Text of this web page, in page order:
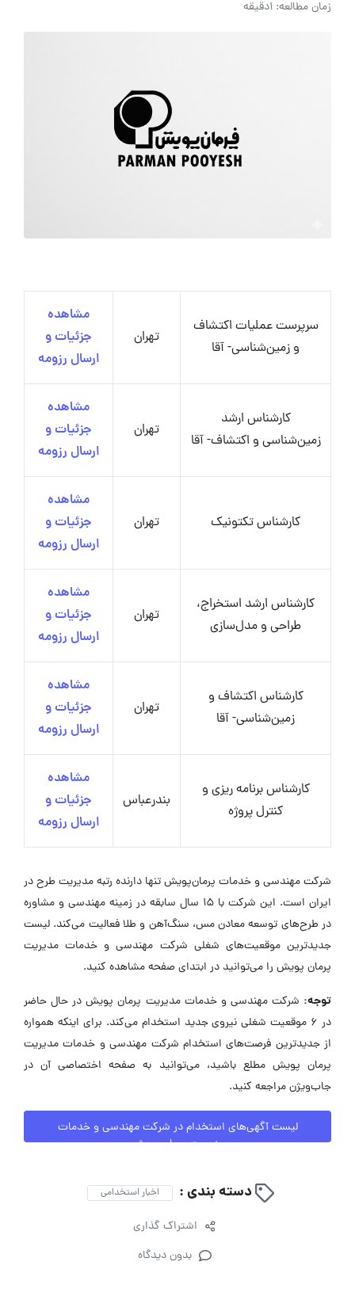
زمان مطالعه: 1دقیقه
سرپرست عملیات اکتشاف
و زمین‌شناسی- آقا
تهران
مشاهده
جزئیات و
ارسال رزومه
کارشناس ارشد
زمین‌شناسی و اکتشاف- آقا
تهران
مشاهده
جزئیات و
ارسال رزومه
کارشناس تکتونیک تهران
مشاهده
جزئیات و
ارسال رزومه
کارشناس ارشد استخراج،
طراحی و مدل‌سازی
تهران
مشاهده
جزئیات و
ارسال رزومه
کارشناس اکتشاف و
زمین‌شناسی- آقا
تهران
مشاهده
جزئیات و
ارسال رزومه
کارشناس برنامه ریزی و
کنترل پروژه
بندرعباس
مشاهده
جزئیات و
ارسال رزومه
شرکت مهندسی و خدمات پرمان‌پویش تنها دارنده رتبه مدیریت طرح در
ایران است. این شرکت با 15 سال سابقه در زمینه مهندسی و مشاوره
در طرح‌های توسعه معادن مس، سنگ‌آهن و طلا فعالیت می‌کند. لیست
جدیدترین موقعیت‌های شغلی شرکت مهندسی و خدمات مدیریت
پرمان پویش را می‌توانید در ابتدای صفحه مشاهده کنید.
توجه: شرکت مهندسی و خدمات مدیریت پرمان پویش در حال حاضر
در ۶ موقعیت شغلی نیروی جدید استخدام می‌کند. برای اینکه همواره
از جدیدترین فرصت‌های استخدام شرکت مهندسی و خدمات مدیریت
پرمان پویش مطلع باشید، می‌توانید به صفحه اختصاصی آن در
جاب‌ویژن مراجعه کنید.
لیست آگهی‌های استخدام در شرکت مهندسی و خدمات
مدیریت پرمان پویش
دسته بندی : اخبار استخدامی
اشتراک گذاری
بدون دیدگاه